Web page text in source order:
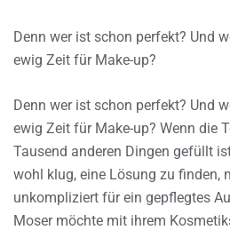
Denn wer ist schon perfekt? Und
ewig Zeit für Make-up?
Denn wer ist schon perfekt? Und
ewig Zeit für Make-up? Wenn die
Tausend anderen Dingen gefüllt
wohl klug, eine Lösung zu finden,
unkompliziert für ein gepflegtes
Moser möchte mit ihrem